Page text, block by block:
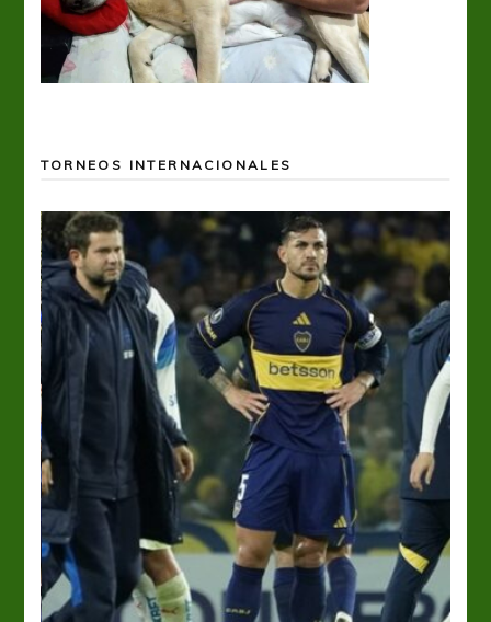
TORNEOS INTERNACIONALES